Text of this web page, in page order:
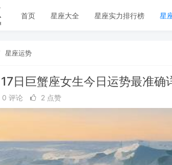
首页 星座大全 星座实力排行榜 星
星座运势
日巨蟹座女生今日运势最准确
0 评论 2 点赞